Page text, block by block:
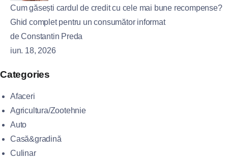
Cum găsești cardul de credit cu cele mai bune recompense?
Ghid complet pentru un consumător informat
de Constantin Preda
iun. 18, 2026
Categories
Afaceri
Agricultura/Zootehnie
Auto
Casă&gradină
Culinar